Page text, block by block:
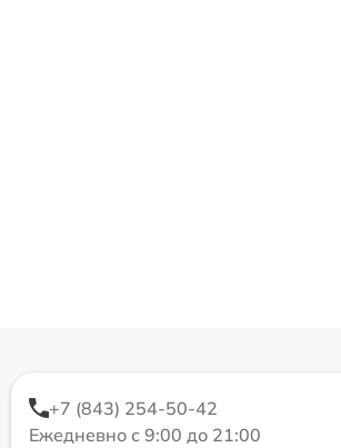
+7 (843) 254-50-42
Ежедневно с 9:00 до 21:00